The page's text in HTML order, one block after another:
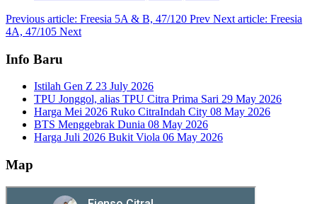
Previous article: Freesia 5A & B, 47/120 Prev Next article: Freesia
4A, 47/105 Next
Info Baru
Istilah Gen Z 23 July 2026
TPU Jonggol, alias TPU Citra Prima Sari 29 May 2026
Harga Mei 2026 Ruko CitraIndah City 08 May 2026
BTS Menggebrak Dunia 08 May 2026
Harga Juli 2026 Bukit Viola 06 May 2026
Map